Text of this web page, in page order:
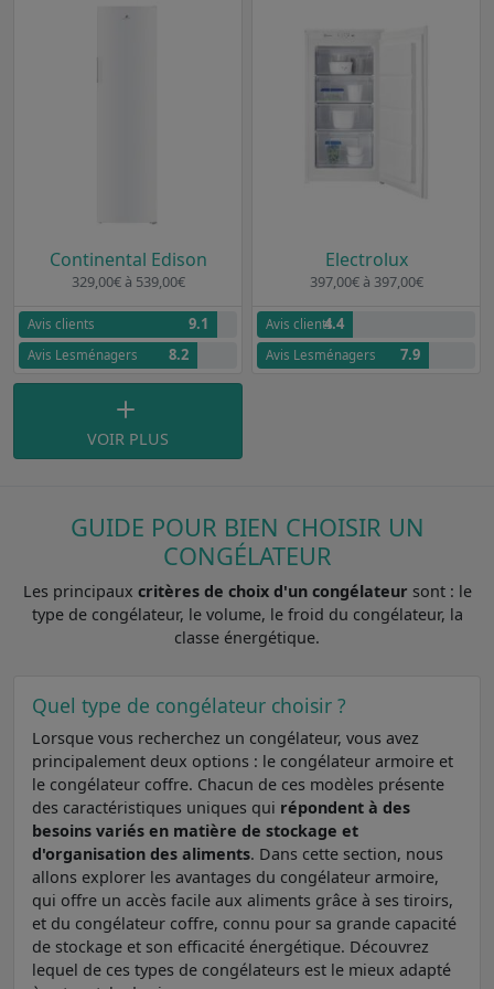
Continental Edison
329,00€ à 539,00€
Avis clients 9.1
Avis Lesménagers 8.2
Electrolux
397,00€ à 397,00€
Avis clients4.4
Avis Lesménagers 7.9
VOIR PLUS
GUIDE POUR BIEN CHOISIR UN
CONGÉLATEUR
Les principaux critères de choix d'un congélateur sont : le
type de congélateur, le volume, le froid du congélateur, la
classe énergétique.
Quel type de congélateur choisir ?
Lorsque vous recherchez un congélateur, vous avez
principalement deux options : le congélateur armoire et
le congélateur coffre. Chacun de ces modèles présente
des caractéristiques uniques qui répondent à des
besoins variés en matière de stockage et
d'organisation des aliments. Dans cette section, nous
allons explorer les avantages du congélateur armoire,
qui offre un accès facile aux aliments grâce à ses tiroirs,
et du congélateur coffre, connu pour sa grande capacité
de stockage et son efficacité énergétique. Découvrez
lequel de ces types de congélateurs est le mieux adapté